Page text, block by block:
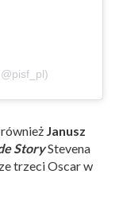
Janusz
StoryStevena
trzeci Oscar w